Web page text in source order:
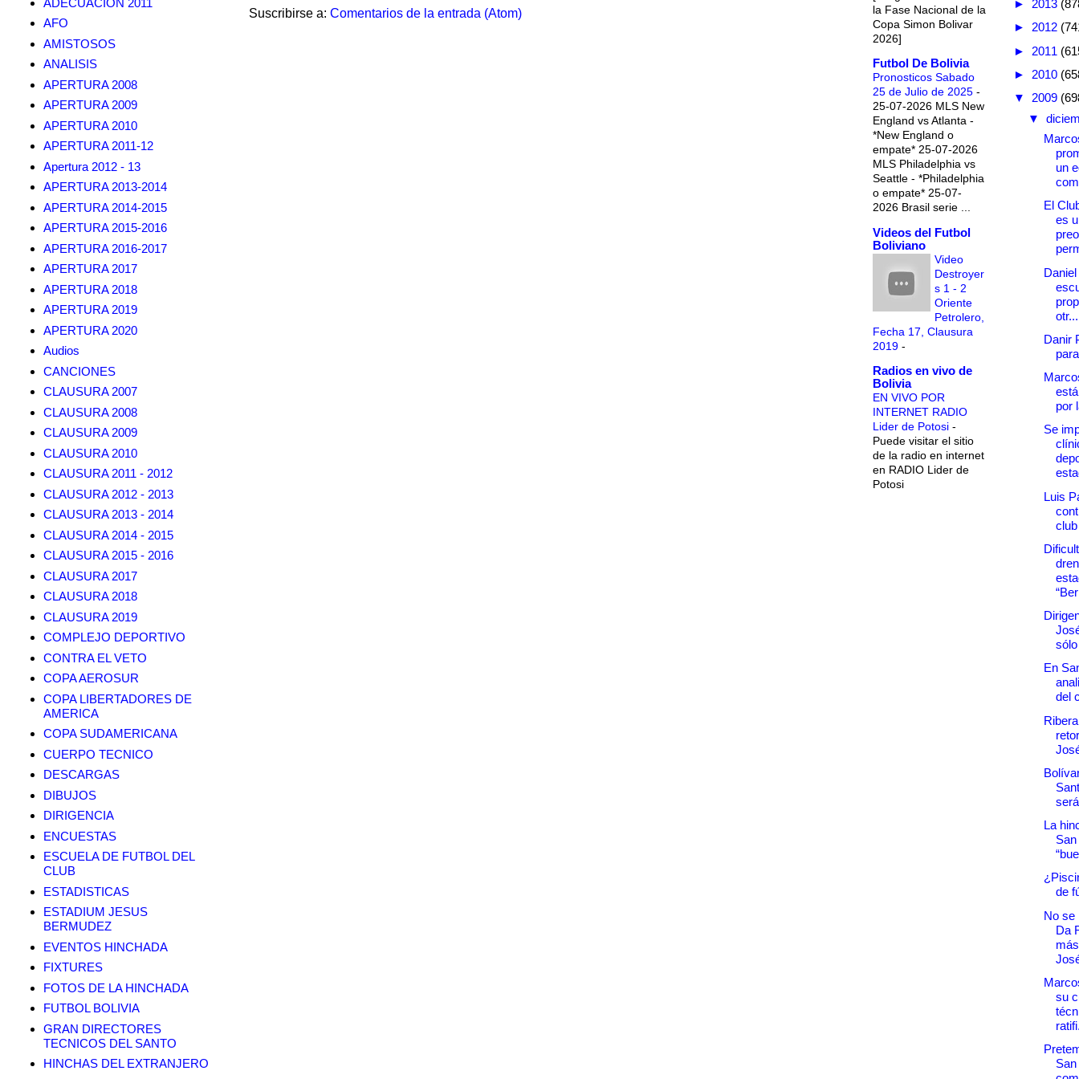
Suscribirse a: Comentarios de la entrada (Atom)
AFO
AMISTOSOS
ANALISIS
APERTURA 2008
APERTURA 2009
APERTURA 2010
APERTURA 2011-12
Apertura 2012 - 13
APERTURA 2013-2014
APERTURA 2014-2015
APERTURA 2015-2016
APERTURA 2016-2017
APERTURA 2017
APERTURA 2018
APERTURA 2019
APERTURA 2020
Audios
CANCIONES
CLAUSURA 2007
CLAUSURA 2008
CLAUSURA 2009
CLAUSURA 2010
CLAUSURA 2011 - 2012
CLAUSURA 2012 - 2013
CLAUSURA 2013 - 2014
CLAUSURA 2014 - 2015
CLAUSURA 2015 - 2016
CLAUSURA 2017
CLAUSURA 2018
CLAUSURA 2019
COMPLEJO DEPORTIVO
CONTRA EL VETO
COPA AEROSUR
COPA LIBERTADORES DE
AMERICA
COPA SUDAMERICANA
CUERPO TECNICO
DESCARGAS
DIBUJOS
DIRIGENCIA
ENCUESTAS
ESCUELA DE FUTBOL DEL
CLUB
ESTADISTICAS
ESTADIUM JESUS
BERMUDEZ
EVENTOS HINCHADA
FIXTURES
FOTOS DE LA HINCHADA
FUTBOL BOLIVIA
GRAN DIRECTORES
TECNICOS DEL SANTO
HINCHAS DEL EXTRANJERO
la Fase Nacional de la
Copa Simon Bolivar
2026]
Futbol De Bolivia
Pronosticos Sabado
25 de Julio de 2025 -
25-07-2026 MLS New
England vs Atlanta -
*New England o
empate* 25-07-2026
MLS Philadelphia vs
Seattle - *Philadelphia
o empate* 25-07-
2026 Brasil serie ...
Videos del Futbol
Boliviano
Video
Destroyer
s 1 - 2
Oriente
Petrolero,
Fecha 17, Clausura
2019 -
Radios en vivo de
Bolivia
EN VIVO POR
INTERNET RADIO
Lider de Potosi -
Puede visitar el sitio
de la radio en internet
en RADIO Lider de
Potosi
► 2013
► 2012
► 2011
► 2010
▼ 2009
▼
un
El
es
otr...
Danir
por
Se
Luis
En
del
La
de
No
Da
su